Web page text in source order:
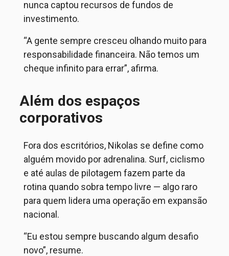
nunca captou recursos de fundos de
investimento.
“A gente sempre cresceu olhando muito para
responsabilidade financeira. Não temos um
cheque infinito para errar”, afirma.
Além dos espaços
corporativos
Fora dos escritórios, Nikolas se define como
alguém movido por adrenalina. Surf, ciclismo
e até aulas de pilotagem fazem parte da
rotina quando sobra tempo livre — algo raro
para quem lidera uma operação em expansão
nacional.
“Eu estou sempre buscando algum desafio
novo”, resume.